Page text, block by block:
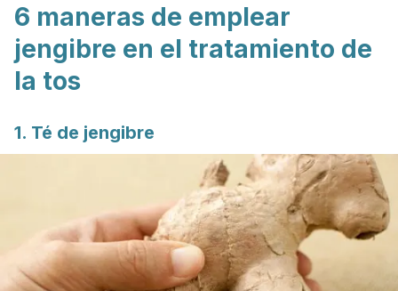
6 maneras de emplear
jengibre en el tratamiento de
la tos
1. Té de jengibre